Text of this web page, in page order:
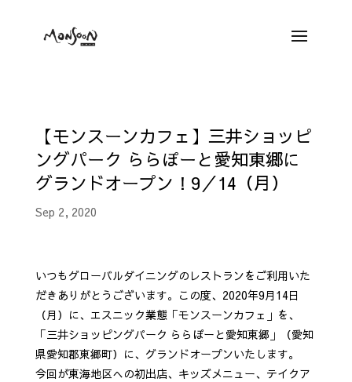
【モンスーンカフェ】三井ショッピ
ングパーク ららぽーと愛知東郷に
グランドオープン！9／14（月）
Sep 2, 2020
いつもグローバルダイニングのレストランをご利用いた
だきありがとうございます。この度、2020年9月14日
（月）に、エスニック業態「モンスーンカフェ」を、
「三井ショッピングパーク ららぽーと愛知東郷」（愛知
県愛知郡東郷町）に、グランドオープンいたします。
今回が東海地区への初出店、キッズメニュー、テイクア